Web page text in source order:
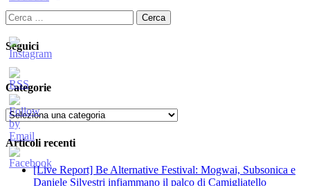
Ricerca
per:
Seguici
Categorie
Categorie
Articoli recenti
[Live Report] Be Alternative Festival: Mogwai, Subsonica e
Daniele Silvestri infiammano il palco di Camigliatello